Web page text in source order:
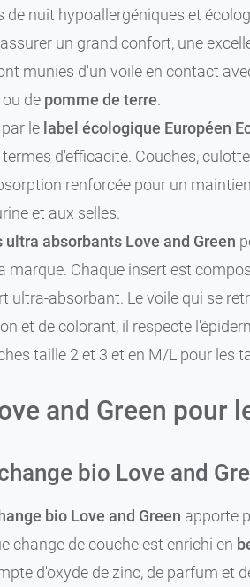
de nuit hypoallergéniques et
un grand confort, une
munies d'un voile en contact
ou depomme de terre.
lelabel écologique Européen
d'efficacité. Couches,
renforcée pour un
et aux selles.
absorbants Love and Green
marque. Chaque insert est
ultra-absorbant. Le voile qui se
et de colorant, il respecte
taille 2 et 3 et en M/L pour les
and Green pour
bio Love and
bio Love and Green apporte
change de couche est enrichi en
d'oxyde de zinc, de parfum et